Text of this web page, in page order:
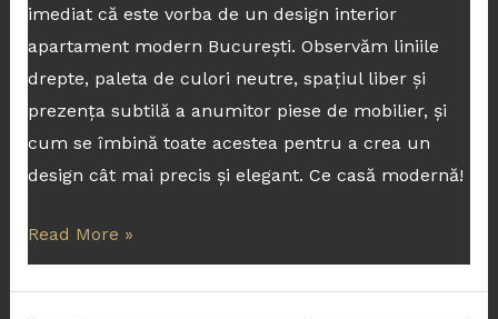
imediat că este vorba de un design interior
apartament modern București. Observăm liniile
drepte, paleta de culori neutre, spațiul liber și
prezența subtilă a anumitor piese de mobilier, și
cum se îmbină toate acestea pentru a crea un
design cât mai precis și elegant. Ce casă modernă!
Read More »